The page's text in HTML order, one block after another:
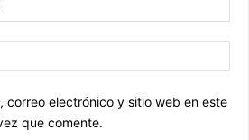
correo electrónico y sitio web en este
que comente.